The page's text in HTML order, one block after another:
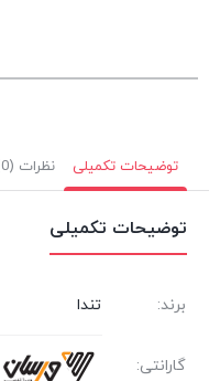
توضیحات تکمیلی نظرات (0)
توضیحات تکمیلی
برند: تندا
گارانتی: